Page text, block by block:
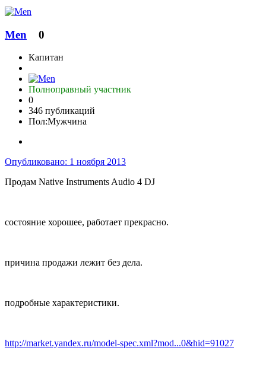
Men 0
Капитан
Полноправный участник
0
346 публикаций
Пол:Мужчина
Опубликовано: 1 ноября 2013
Продам Native Instruments Audio 4 DJ
состояние хорошее, работает прекрасно.
причина продажи лежит без дела.
подробные характеристики.
http://market.yandex.ru/model-spec.xml?mod...0&hid=91027